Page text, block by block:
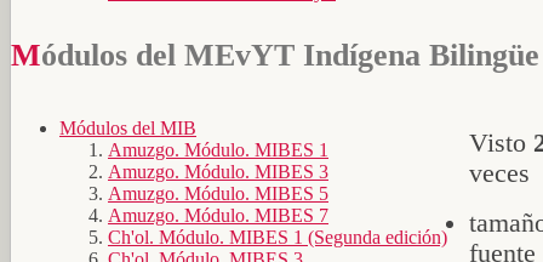
Módulos del MEvYT Indígena Bilingüe
Módulos del MIB
Amuzgo. Módulo. MIBES 1
Amuzgo. Módulo. MIBES 3
Amuzgo. Módulo. MIBES 5
Amuzgo. Módulo. MIBES 7
Ch'ol. Módulo. MIBES 1 (Segunda edición)
Visto
veces
fuente